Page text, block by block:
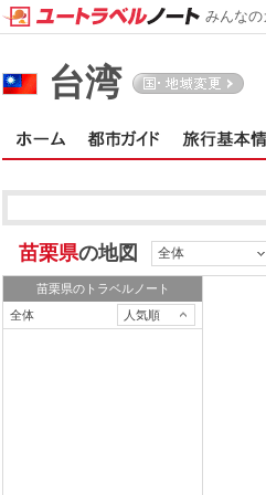
台湾
苗栗県の地図 全体
苗栗県のトラベルノート
全体
人気順
みんなの